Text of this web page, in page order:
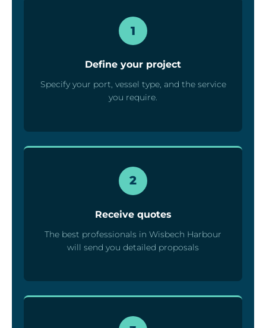
1
Define your project
Specify your port, vessel type, and the service
you require.
2
Receive quotes
The best professionals in Wisbech Harbour
will send you detailed proposals